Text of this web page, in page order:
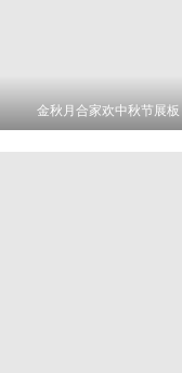
金秋月合家欢中秋节展板